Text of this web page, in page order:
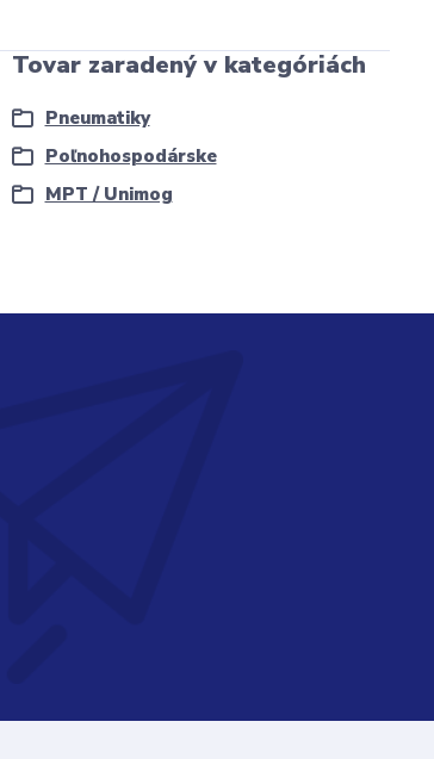
Tovar zaradený v kategóriách
Pneumatiky
Poľnohospodárske
MPT / Unimog